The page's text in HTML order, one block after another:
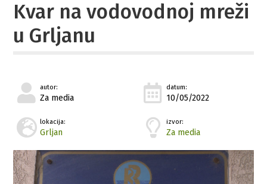
Kvar na vodovodnoj mreži
u Grljanu
autor:
Za media
datum:
10/05/2022
lokacija:
Grljan
izvor:
Za media